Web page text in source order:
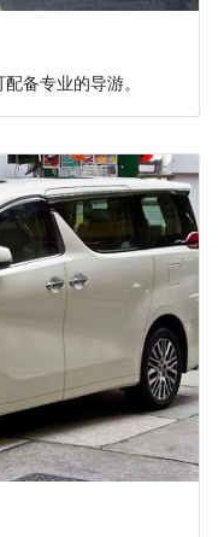
备专业的导游。